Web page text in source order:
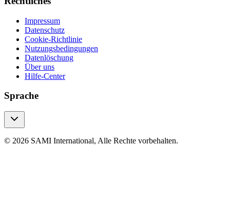
Impressum
Datenschutz
Cookie-Richtlinie
Nutzungsbedingungen
Datenlöschung
Über uns
Hilfe-Center
Sprache
© 2026 SAMI International, Alle Rechte vorbehalten.